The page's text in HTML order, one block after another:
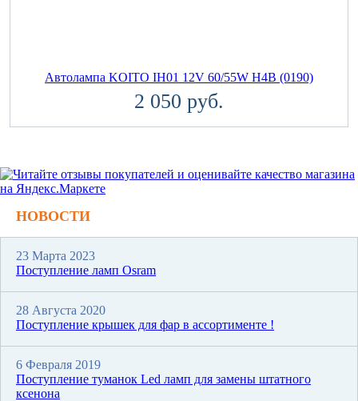
Автолампа KOITO IH01 12V 60/55W H4B (0190)
2 050 руб.
НОВОСТИ
23 Марта 2023
Поступление ламп Osram
28 Августа 2020
Поступление крышек для фар в ассортименте !
6 Февраля 2019
Поступление туманок Led ламп для замены штатного
ксенона